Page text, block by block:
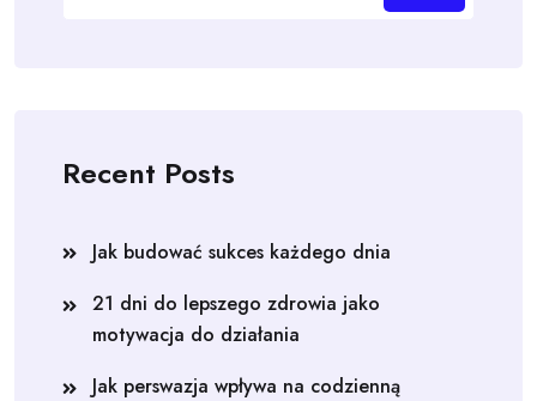
Recent Posts
Jak budować sukces każdego dnia
21 dni do lepszego zdrowia jako
motywacja do działania
Jak perswazja wpływa na codzienną